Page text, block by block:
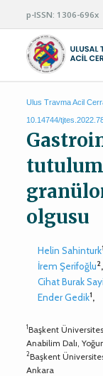
p-ISSN: 1306-
Ulus Travma Acil
10.14744/
olgusu
Helin Sahinturk1
İrem Şerifoğlu2,
Cihat Burak
Ender Gedik1,
1Başkent
Anabilim Dalı,
2Başkent
Ankara